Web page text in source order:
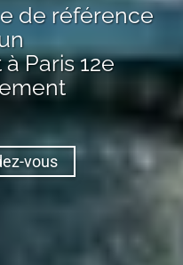
de référence
à Paris 12e
vous